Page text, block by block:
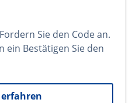
Sie den Code an.
ein Bestätigen Sie den